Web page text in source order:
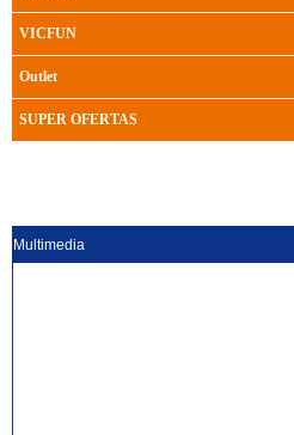
VICFUN
Outlet
SUPER OFERTAS
Multimedia